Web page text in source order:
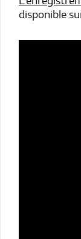
disponible